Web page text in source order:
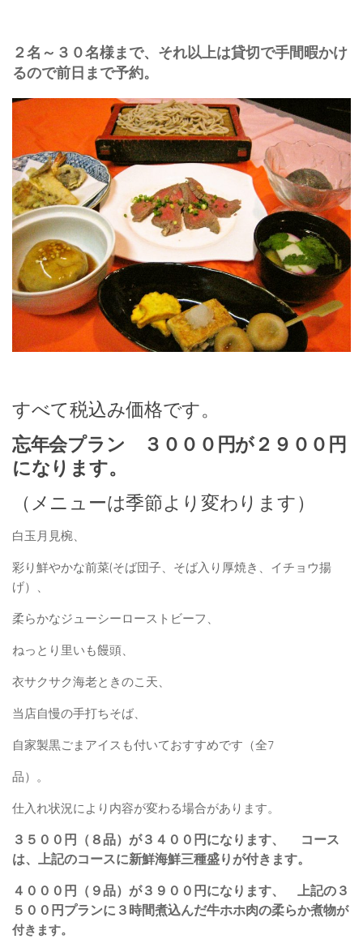
２名～３０名様まで、それ以上は貸切で手間暇かけ
るので前日まで予約。
すべて税込み価格です。
忘年会プラン ３０００円が２９００円
になります。
（メニューは季節より変わります）
白玉月見椀、
彩り鮮やかな前菜(そば団子、そば入り厚焼き、イチョウ揚
げ）、
柔らかなジューシーローストビーフ、
ねっとり里いも饅頭、
衣サクサク海老ときのこ天、
当店自慢の手打ちそば、
自家製黒ごまアイスも付いておすすめです（全7
品）。
仕入れ状況により内容が変わる場合があります。
３５００円（８品）が３４００円になります、 コース
は、上記のコースに新鮮海鮮三種盛りが付きます。
４０００円（９品）が３９００円になります、 上記の３
５００円プランに３時間煮込んだ牛ホホ肉の柔らか煮物が
付きます。